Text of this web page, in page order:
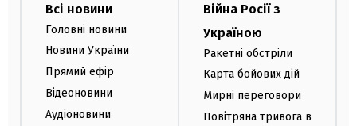
Всі новини
Головні новини
Новини України
Прямий ефір
Відеоновини
Аудіоновини
Війна Росії з
Україною
Ракетні обстріли
Карта бойових дій
Мирні переговори
Повітряна тривога в